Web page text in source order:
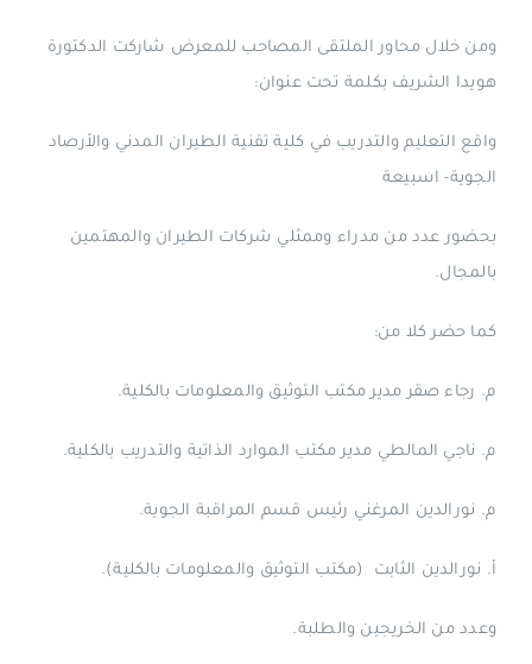
ومن خلال محاور الملتقى المصاحب للمعرض شاركت الدكتورة
هويدا الشريف بكلمة تحت عنوان:
واقع التعليم والتدريب في كلية تقنية الطيران المدني والأرصاد
الجوية- اسبيعة
بحضور عدد من مدراء وممثلي شركات الطيران والمهتمين
بالمجال.
كما حضر كلا من:
م. رجاء صقر مدير مكتب التوثيق والمعلومات بالكلية.
م. ناجي المالطي مدير مكتب الموارد الذاتية والتدريب بالكلية.
م. نورالدين المرغني رئيس قسم المراقبة الجوية.
أ. نورالدين الثابت (مكتب التوثيق والمعلومات بالكلية).
وعدد من الخريجين والطلبة.